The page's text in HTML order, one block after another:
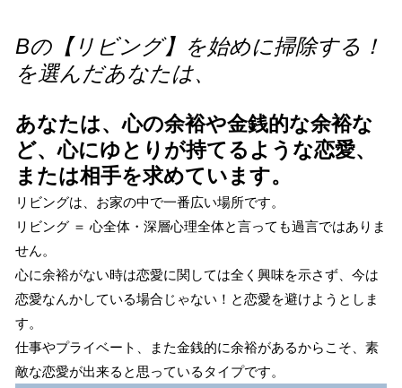
Bの【リビング】を始めに掃除する！
を選んだあなたは、
あなたは、心の余裕や金銭的な余裕な
ど、心にゆとりが持てるような恋愛、
または相手を求めています。
リビングは、お家の中で一番広い場所です。
リビング ＝ 心全体・深層心理全体と言っても過言ではありま
せん。
心に余裕がない時は恋愛に関しては全く興味を示さず、今は
恋愛なんかしている場合じゃない！と恋愛を避けようとしま
す。
仕事やプライベート、また金銭的に余裕があるからこそ、素
敵な恋愛が出来ると思っているタイプです。